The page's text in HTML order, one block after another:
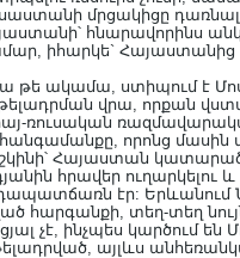
մրցակիցը
հնարավորինս
իհարկե`
ակամա, ստիպում է
վրա, որքան
ռուսական
որոնց մասին
Հայաստան
հրավեր ուղարկելու
էր:
հարգանքի, տեղ-տեղ
չէ, ինչպես կարծում
այլևս